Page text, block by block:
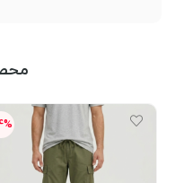
34%